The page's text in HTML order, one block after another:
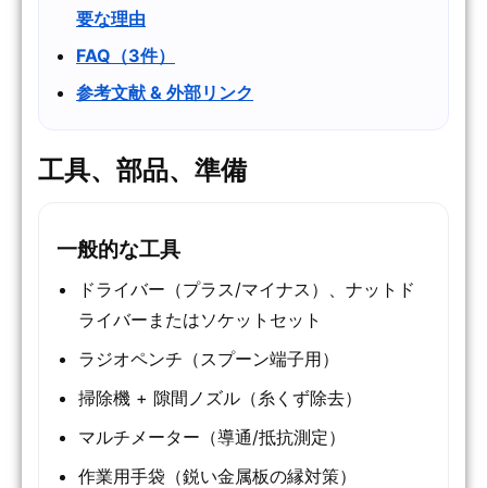
要な理由
FAQ（3件）
参考文献 & 外部リンク
工具、部品、準備
一般的な工具
ドライバー（プラス/マイナス）、ナットド
ライバーまたはソケットセット
ラジオペンチ（スプーン端子用）
掃除機 + 隙間ノズル（糸くず除去）
マルチメーター（導通/抵抗測定）
作業用手袋（鋭い金属板の縁対策）